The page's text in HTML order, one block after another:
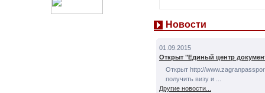
Новости
01.09.2015
Открыт "Единый центр
Открыт http://
получить визу и ...
Другие новости...